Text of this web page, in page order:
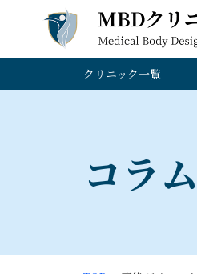
クリニック一覧
コラム